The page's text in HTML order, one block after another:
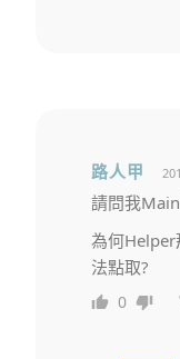
路人甲
請問我
為何Helper
法點取?
0